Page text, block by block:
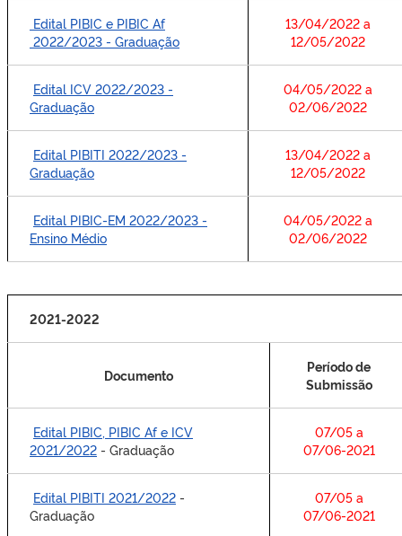
Edital PIBIC e PIBIC Af
2022/2023 - Graduação
13/04/2022 a
12/05/2022
Edital ICV 2022/2023 -
Graduação
04/05/2022 a
02/06/2022
Edital PIBITI 2022/2023 -
Graduação
13/04/2022 a
12/05/2022
Edital PIBIC-EM 2022/2023 -
Ensino Médio
04/05/2022 a
02/06/2022
2021-2022
Documento
Período de
Submissão
Edital PIBIC, PIBIC Af e ICV
2021/2022 - Graduação
07/05 a
07/06-2021
Edital PIBITI 2021/2022 -
Graduação
07/05 a
07/06-2021